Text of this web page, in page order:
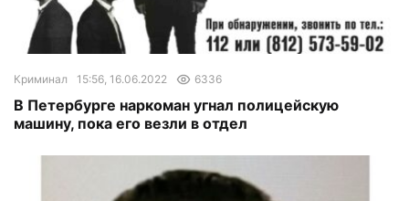
Криминал 15:56, 16.06.2022 6336
В Петербурге наркоман угнал полицейскую
машину, пока его везли в отдел